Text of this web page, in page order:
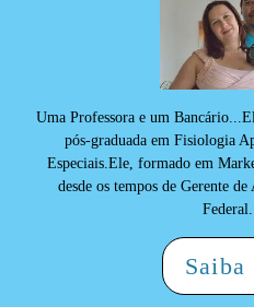
Uma Professora e um
pós-graduada em Fisiologia
Especiais.Ele, formado em
desde os tempos de Gerente
Saiba